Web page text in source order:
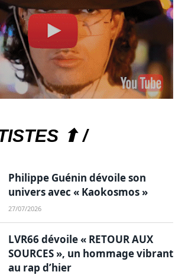
⬆ /
Philippe Guénin dévoile son
univers avec « Kaokosmos »
27/07/2026
LVR66 dévoile « RETOUR AUX
SOURCES », un hommage vibrant
au rap d’hier